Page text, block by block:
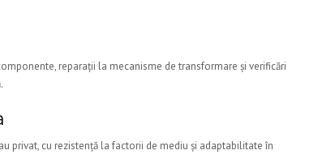
reparații la mecanisme de transformare și verificări
privat, cu rezistență la factorii de mediu și adaptabilitate în